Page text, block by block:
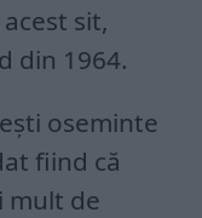
sit,
din 1964.
oseminte
fiind că
mult de